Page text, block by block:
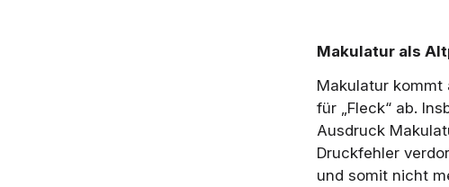
Makulatur als
Makulatur kommt
für „Fleck“ ab.
Ausdruck
Druckfehler
und somit nicht